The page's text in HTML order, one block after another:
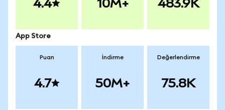
4.4 10M+ 483.9K
App Store
Puan
4.7
İndirme
50M+
Değerlendirme
75.8K